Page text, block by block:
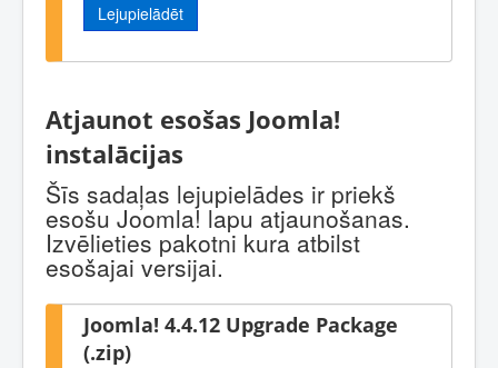
Lejupielādēt
Atjaunot esošas Joomla!
instalācijas
Šīs sadaļas lejupielādes ir priekš
esošu Joomla! lapu atjaunošanas.
Izvēlieties pakotni kura atbilst
esošajai versijai.
Joomla! 4.4.12 Upgrade Package
(.zip)